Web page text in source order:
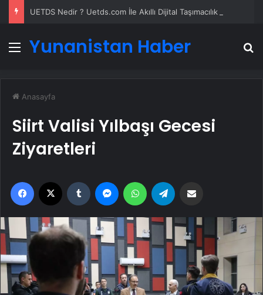
Menü
Yunanistan Haber
Anasayfa
Siirt Valisi Yılbaşı Gecesi
Ziyaretleri
Facebook Tumblr MessengerWhatsApp